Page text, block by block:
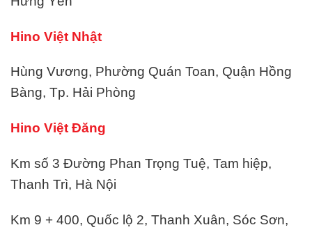
Hino Việt Nhật
Hùng Vương, Phường Quán Toan, Quận Hồng
Bàng, Tp. Hải Phòng
Hino Việt Đăng
Km số 3 Đường Phan Trọng Tuệ, Tam hiệp,
Thanh Trì, Hà Nội
Km 9 + 400, Quốc lộ 2, Thanh Xuân, Sóc Sơn,